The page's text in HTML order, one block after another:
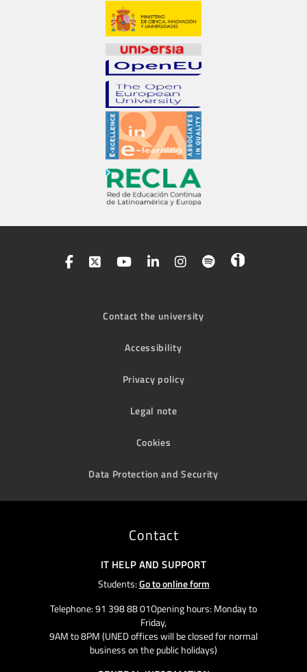
Contact the university
Accessibility
Privacy policy
Legal note
Cookies
Data Protection and Security
Contact
IT HELP AND SUPPORT
Students:Go to online form
Telephone: 91 398 88 01Opening hours: Monday to
Friday,
9AM to 8PM (UNED offices will be closed for normal
business on the public holidays)